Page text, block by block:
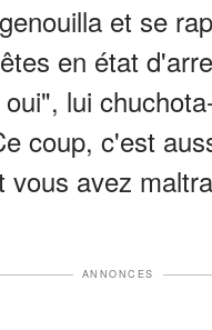
et se
en état
lui
coup, c'est
vous avez
ANNONCES